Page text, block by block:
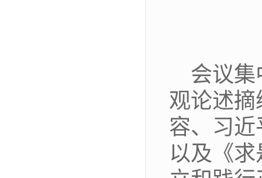
会议
观论述摘
容、习近
以及《